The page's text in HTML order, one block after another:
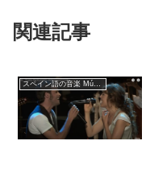
関連記事